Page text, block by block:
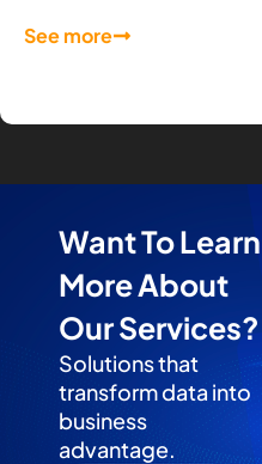
See more
Want To Learn
More About
Our Services?
Solutions that
transform data into
business
advantage.